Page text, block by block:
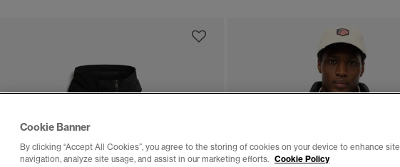
Cookie Banner
By clicking “Accept All Cookies”, you agree to the storing of cookies on your device to enhance site
navigation, analyze site usage, and assist in our marketing efforts. Cookie Policy